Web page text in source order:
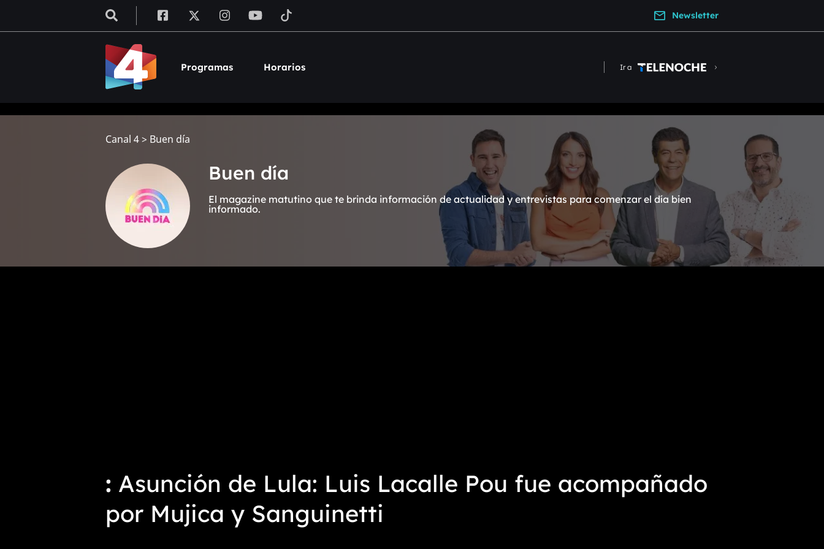
Newsletter
Programas Horarios Ir a
Canal 4> Buen día
Buen día
El magazine matutino que te brinda información de actualidad y entrevistas para comenzar el día bien
informado.
Asunción de Lula: Luis Lacalle Pou fue acompañado
por Mujica y Sanguinetti